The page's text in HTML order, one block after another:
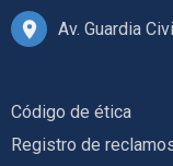
Av. Guardia
Código de ética
Registro de